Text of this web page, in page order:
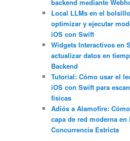
backend mediante
Local LLMs en el
optimizar y ejecutar
iOS con Swift
Widgets Interactivos en
actualizar datos en
Backend
Tutorial: Cómo usar el
iOS con Swift para
físicas
Adiós a Alamofire:
capa de red moderna
Concurrencia Estricta